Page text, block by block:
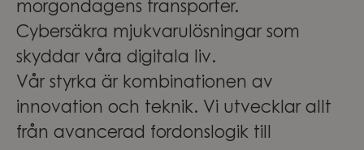
morgondagens transporter.
Cybersäkra mjukvarulösningar som
skyddar våra digitala liv.
Vår styrka är kombinationen av
innovation och teknik. Vi utvecklar allt
från avancerad fordonslogik till